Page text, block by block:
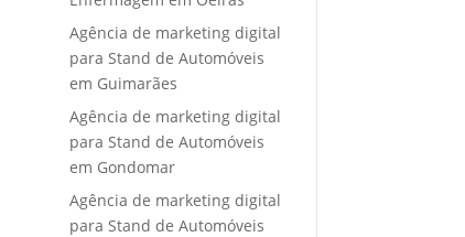
Agência de marketing digital
para Stand de Automóveis
em Guimarães
Agência de marketing digital
para Stand de Automóveis
em Gondomar
Agência de marketing digital
para Stand de Automóveis